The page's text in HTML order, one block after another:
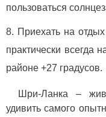
пользоваться
Приехать на
практически всегда
районе +27 градусов.
Шри-Ланка –
удивить самого